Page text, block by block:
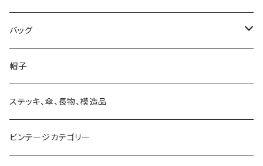
ボトム、スカート
ソックス、レギンス
マフラー、ストール、スカーフ
ベスト
メガネ、ゴーグル
マスク
望遠鏡、単眼鏡、双眼鏡、ルーペ
付けエリ
ステーショナリー
造形
キャンドルスタンド
バッグ
財布
バッグ
帽子
ステッキ、傘、長物、模造品
ビンテージカテゴリー